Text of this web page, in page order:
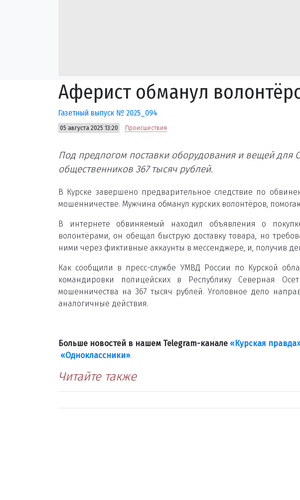
Аферист обманул
Газетный выпуск № 2025_094
05 августа 2025 13:20 Происшествия
Под предлогом поставки оборудования и вещей
общественников 367 тысяч рублей.
В Курске завершено предварительное следствие по
мошенничестве. Мужчина обманул курских волонтёров,
В интернете обвиняемый находил объявления о
волонтёрами, он обещал быструю доставку товара, но
ними через фиктивные аккаунты в мессенджере, и, получив
Как сообщили в пресс-службе УМВД России по Курской
командировки полицейских в Республику Северная
мошенничества на 367 тысяч рублей. Уголовное дело
аналогичные действия.
Больше новостей в нашем Telegram-канале «Курская
«Одноклассники».
Читайте также